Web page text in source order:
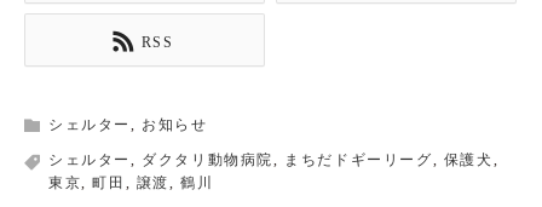
RSS
シェルター , お知らせ
シェルター , ダクタリ動物病院, まちだドギーリーグ, 保護犬 ,
東京,町田 , 譲渡,鶴川